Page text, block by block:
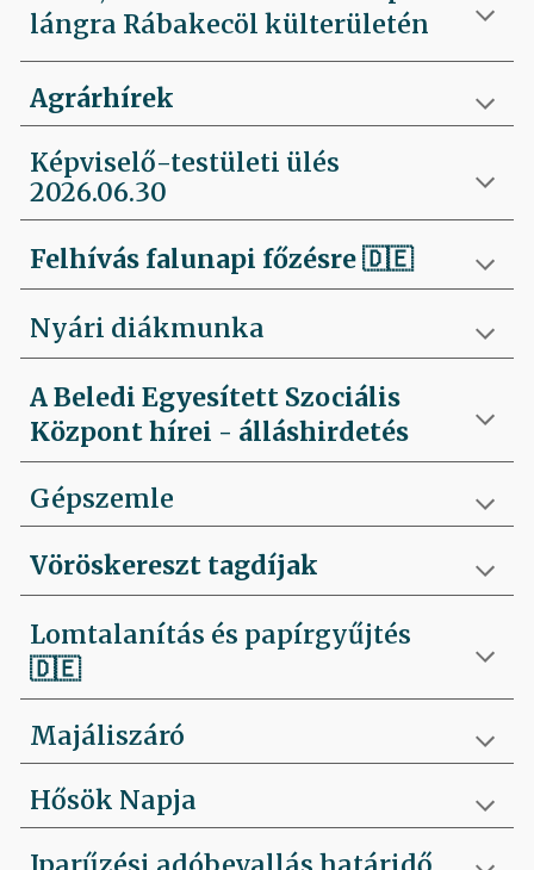
lángra Rábakecöl külterületén
Agrárhírek
Képviselő-testületi ülés
2026.06.30
Felhívás falunapi főzésre🇩🇪
Nyári diákmunka
A Beledi Egyesített Szociális
Központ hírei - álláshirdetés
Gépszemle
Vöröskereszt tagdíjak
Lomtalanítás és papírgyűjtés
🇩🇪
Majáliszáró
Hősök Napja